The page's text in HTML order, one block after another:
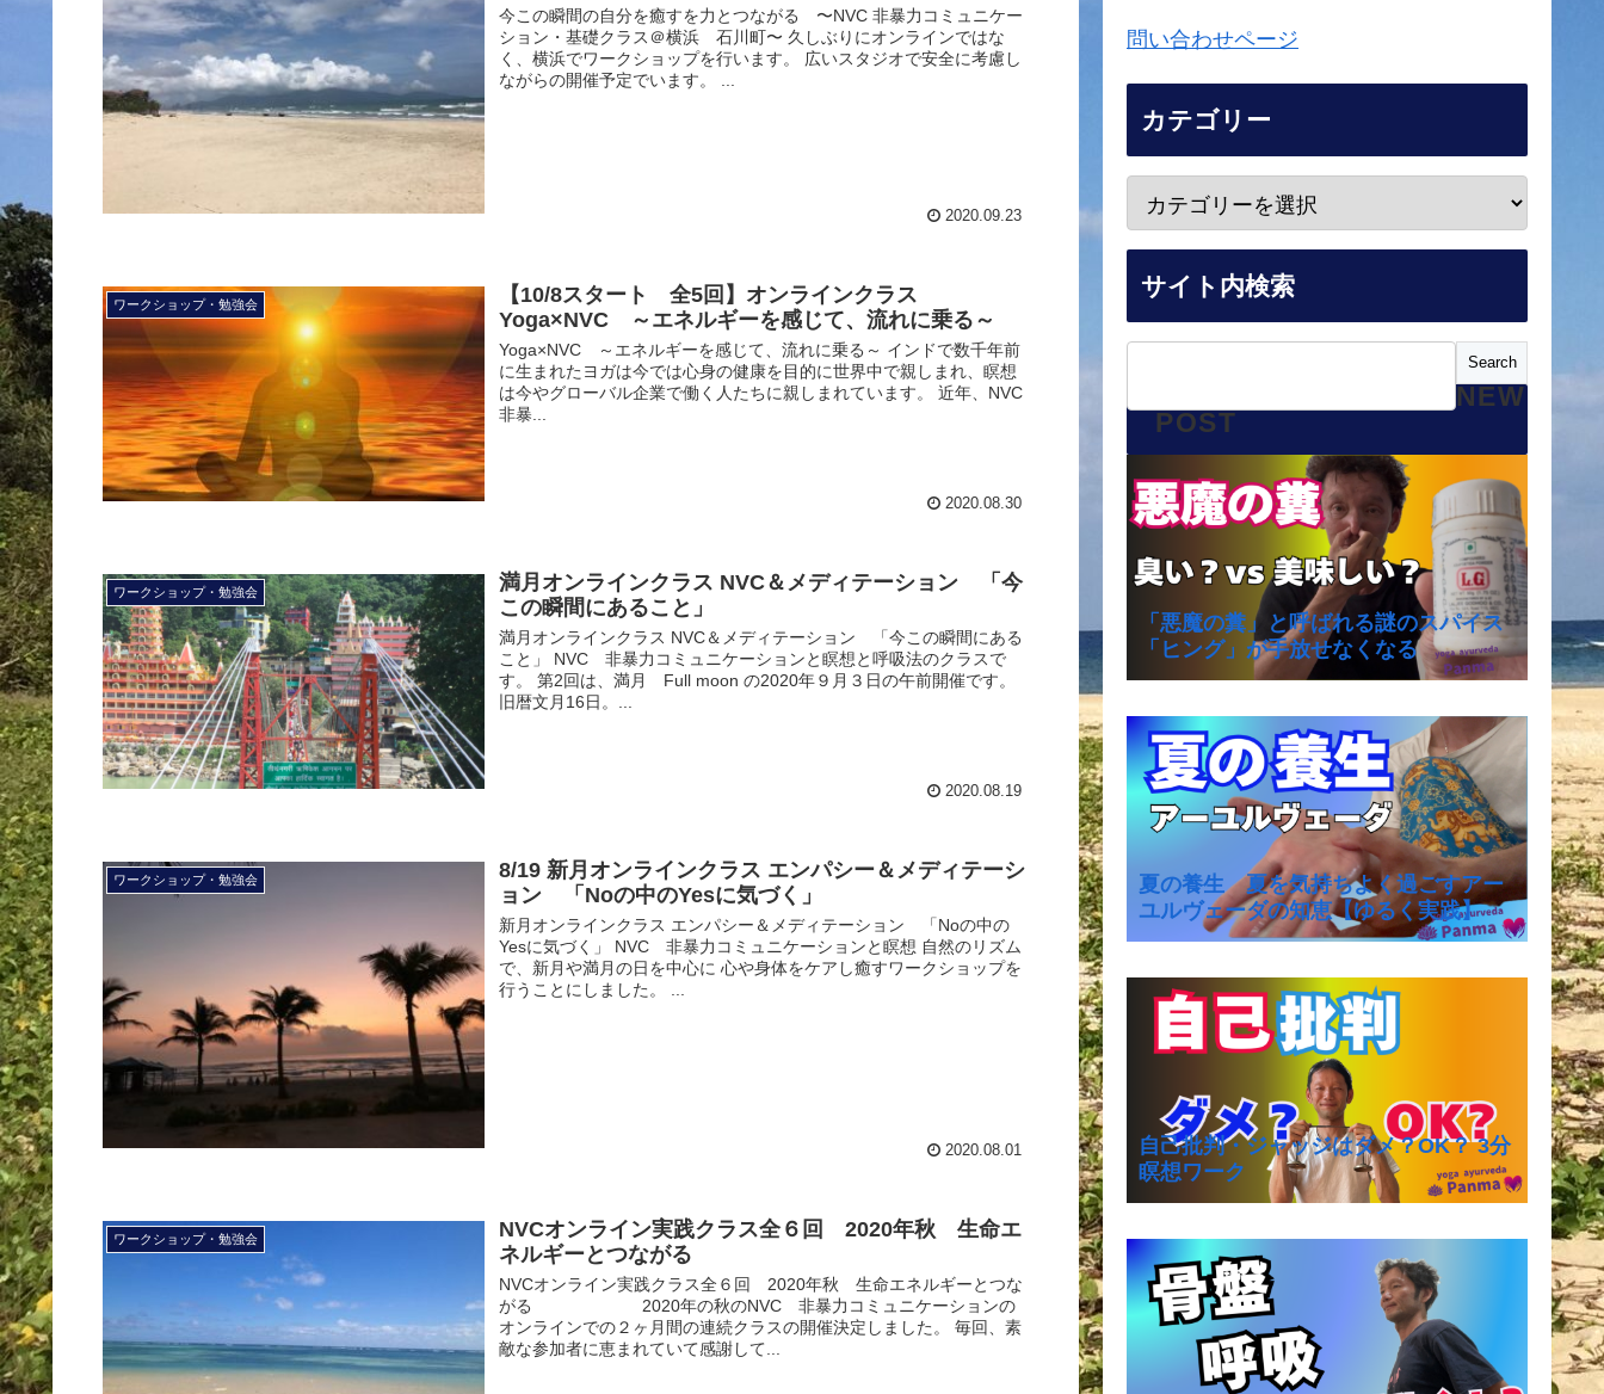
今この瞬間の自分を癒すを力とつながる 〜NVC 非暴力コミュニケー
ション・基礎クラス＠横浜 石川町〜 久しぶりにオンラインではな
く、横浜でワークショップを行います。 広いスタジオで安全に考慮し
ながらの開催予定でいます。 ...
2020.09.23
ワークショップ・勉強会
【10/8スタート 全5回】オンラインクラス
Yoga×NVC ～エネルギーを感じて、流れに乗る～
Yoga×NVC ～エネルギーを感じて、流れに乗る～ インドで数千年前
に生まれたヨガは今では心身の健康を目的に世界中で親しまれ、瞑想
は今やグローバル企業で働く人たちに親しまれています。 近年、NVC
非暴...
2020.08.30
ワークショップ・勉強会
満月オンラインクラス NVC＆メディテーション 「今
この瞬間にあること」
満月オンラインクラス NVC＆メディテーション 「今この瞬間にある
こと」 NVC 非暴力コミュニケーションと瞑想と呼吸法のクラスで
す。 第2回は、満月 Full moon の2020年９月３日の午前開催です。
旧暦文月16日。...
2020.08.19
ワークショップ・勉強会
8/19 新月オンラインクラス エンパシー＆メディテーシ
ョン 「Noの中のYesに気づく」
新月オンラインクラス エンパシー＆メディテーション 「Noの中の
Yesに気づく」 NVC 非暴力コミュニケーションと瞑想 自然のリズム
で、新月や満月の日を中心に 心や身体をケアし癒すワークショップを
行うことにしました。 ...
2020.08.01
ワークショップ・勉強会
NVCオンライン実践クラス全６回 2020年秋 生命エ
ネルギーとつながる
NVCオンライン実践クラス全６回 2020年秋 生命エネルギーとつな
がる 2020年の秋のNVC 非暴力コミュニケーションの
オンラインでの２ヶ月間の連続クラスの開催決定しました。 毎回、素
敵な参加者に恵まれていて感謝して...
問い合わせページ
カテゴリー
サイト内検索
NEW
POST
「悪魔の糞」と呼ばれる謎のスパイス
「ヒング」が手放せなくなる
夏の養生 夏を気持ちよく過ごすアー
ユルヴェーダの知恵【ゆるく実践】
自己批判・ジャッジはダメ？OK？ 3分
瞑想ワーク